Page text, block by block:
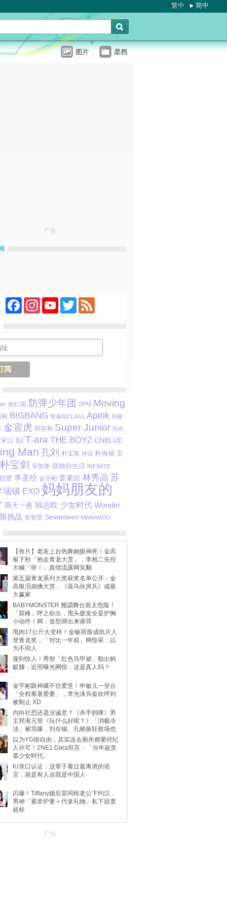
繁中 简中
图片 星档
广告
FacebookInstagramYouTubeTwitterFeed
徐仁国 防弹少年团 2PM Moving
权 BIGBANG 梨泰院CLASS Apink 郑敬
金宣虎 郑容和 Super Junior 刘在
宋江 IU T-ara THE BOYZ CNBLUE
Man 孔刘 朴宝英 神话 朴海镇 玄
宝剑 宋智孝 我独自生活 INFINITE
贤 李圣经 金宇彬 姜素拉 林秀晶 苏
瑞镇 EXO 妈妈朋友的
两天一夜 韩志旼 少女时代 Wonder
挑战 全智贤 Seventeen MAMAMOO
【有片】老友上台热舞她眼神死！金高
银下秒「抱走青龙大赏」，李相二失控
大喊「呀！」真情流露网笑翻
第五届青龙系列大奖获奖名单公开：金
高银泪崩擒大赏，《菜鸟伙房兵》成最
大赢家
BABYMONSTER 雅譞舞台装太危险！
「双峰」呼之欲出，甩头拨发全是护胸
小动作！网：造型师出来谢罪
甩肉17公斤大变样！金敏荷瘦成纸片人
登青龙奖，「对比一年前」网惊呆：以
为不同人
瘦到惊人！秀智「红色马甲裙」勒出蚂
蚁腰，近照曝光网惊：这是真人吗？
金宇彬眼神藏不住爱意！申敏儿一登台
「全程看著爱妻」，李光洙兴奋欢呼到
被制止 XD
内向社恐还是没诚意？《杀手妈咪》男
主郑准元登《玩什么好呢？》「消极冷
淡」被骂爆，刘在锡、孔晓振狂救场也
动
以为YG很自由，其实连去厕所都要经纪
人许可！2NE1 Dara坦言：「当年超羡
慕少女时代」
IU亲口认证：这辈子看过最离谱的谣
言，就是有人说我是中国人
闪爆！Tiffany婚后首同框老公卞约汉，
男神「紧牵护妻＋代拿礼物」私下甜度
超标
广告